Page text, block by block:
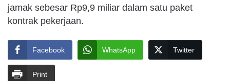
jamak sebesar Rp9,9 miliar dalam satu paket
kontrak pekerjaan.
Facebook WhatsApp Twitter
Print